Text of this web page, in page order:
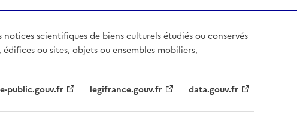
notices scientifiques de biens culturels étudiés ou conservés
ou sites, objets ou ensembles mobiliers,
public.gouv.fr legifrance.gouv.fr data.gouv.fr